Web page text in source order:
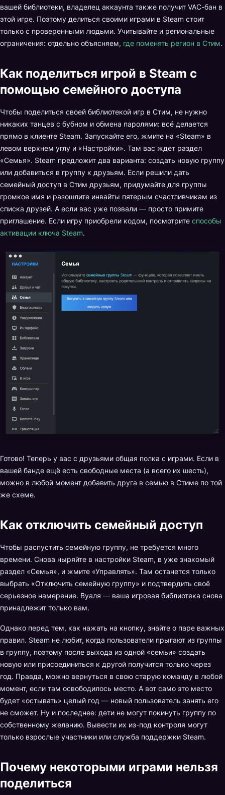
вашей библиотеки, владелец аккаунта также получит VAC-бан в
этой игре. Поэтому делиться своими играми в Steam стоит
только с проверенными людьми. Учитывайте и региональные
ограничения: отдельно объясняем, где поменять регион в Стим.
Как поделиться игрой в Steam с
помощью семейного доступа
Чтобы поделиться своей библиотекой игр в Стим, не нужно
никаких танцев с бубном и обмена паролями: всё делается
прямо в клиенте Steam. Запускайте его, жмите на «Steam» в
левом верхнем углу и «Настройки». Там вас ждет раздел
«Семья». Steam предложит два варианта: создать новую группу
или добавиться в группу к друзьям. Если решили дать
семейный доступ в Стим друзьям, придумайте для группы
громкое имя и разошлите инвайты пятерым счастливчикам из
списка друзей. А если вас уже позвали — просто примите
приглашение. Если игру приобрели кодом, посмотрите способы
активации ключа Steam.
Готово! Теперь у вас с друзьями общая полка с играми. Если в
вашей банде ещё есть свободные места (а всего их шесть),
можно в любой момент добавить друга в семью в Стиме по той
же схеме.
Как отключить семейный доступ
Чтобы распустить семейную группу, не требуется много
времени. Снова ныряйте в настройки Steam, в уже знакомый
раздел «Семья», и жмите «Управлять». Там останется только
выбрать «Отключить семейную группу» и подтвердить своё
серьезное намерение. Вуаля — ваша игровая библиотека снова
принадлежит только вам.
Однако перед тем, как нажать на кнопку, знайте о паре важных
правил. Steam не любит, когда пользователи прыгают из группы
в группу, поэтому после выхода из одной «семьи» создать
новую или присоединиться к другой получится только через
год. Правда, можно вернуться в свою старую команду в любой
момент, если там освободилось место. А вот само это место
будет «остывать» целый год — новый пользователь занять его
не сможет. Ну и последнее: дети не могут покинуть группу по
собственному желанию. Вывести их из-под контроля могут
только взрослые участники или служба поддержки Steam.
Почему некоторыми играми нельзя
поделиться